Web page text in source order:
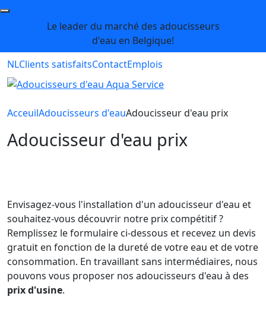
Le leader du marché des adoucisseurs
d'eau en Belgique!
NLClients satisfaitsContactEmplois
Adoucisseur d'eau prix
AcceuilAdoucisseurs d'eauAdoucisseur d'eau prix
Envisagez-vous l'installation d'un adoucisseur d'eau et
souhaitez-vous découvrir notre prix compétitif ?
Remplissez le formulaire ci-dessous et recevez un devis
gratuit en fonction de la dureté de votre eau et de votre
consommation. En travaillant sans intermédiaires, nous
pouvons vous proposer nos adoucisseurs d'eau à des
prix d'usine.